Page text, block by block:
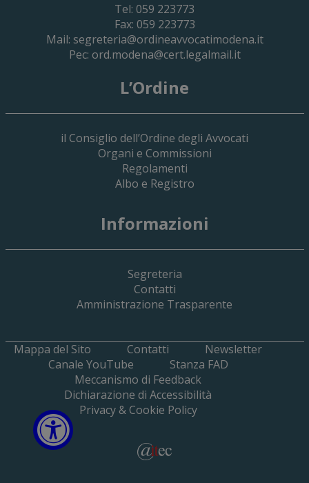
Open
Tel: 059 223773
Fax: 059 223773
Mail: segreteria@ordineavvocatimodena.it
Pec: ord.modena@cert.legalmail.it
L’Ordine
il Consiglio dell’Ordine degli Avvocati
Organi e Commissioni
Regolamenti
Albo e Registro
Informazioni
Segreteria
Contatti
Amministrazione Trasparente
Mappa del Sito Contatti
Newsletter
Canale YouTube
Stanza FAD
Meccanismo di Feedback
Dichiarazione di Accessibilità
Privacy & Cookie Policy